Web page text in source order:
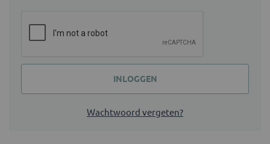
INLOGGEN
Wachtwoord vergeten?